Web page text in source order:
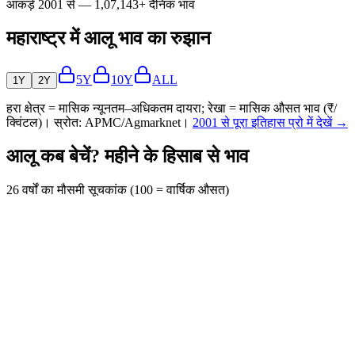
आंकड़े 2001 से — 1,07,143+ दैनिक भाव
महाराष्ट्र में आलू भाव का रुझान
1Y 2Y 5Y 10Y ALL
हरा क्षेत्र = मासिक न्यूनतम–अधिकतम दायरा; रेखा = मासिक औसत भाव (₹/
क्विंटल)। स्रोत: APMC/Agmarknet। 2001 से पूरा इतिहास प्रो में देखें →
आलू कब बेचें? महीने के हिसाब से भाव
26 वर्षों का मौसमी सूचकांक (100 = वार्षिक औसत)